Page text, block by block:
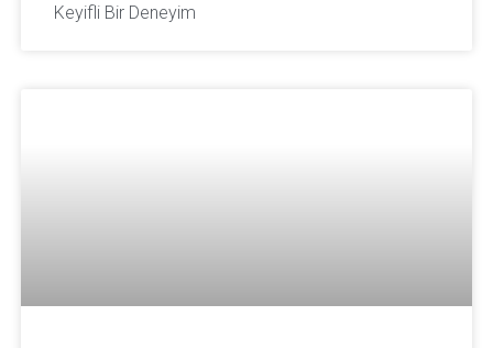
Keyifli Bir Deneyim